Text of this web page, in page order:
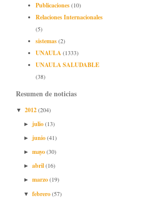
Publicaciones(10)
Relaciones Internacionales
(5)
sistemas(2)
UNAULA(1333)
UNAULA SALUDABLE
(38)
Resumen de noticias
▼ 2012(204)
► julio(13)
► junio(41)
► mayo(30)
► abril(16)
► marzo(19)
▼ febrero(57)